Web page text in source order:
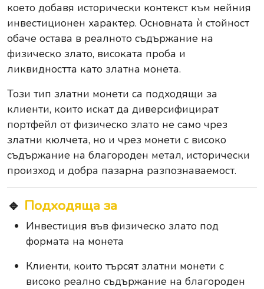
което добавя исторически контекст към нейния
инвестиционен характер. Основната ѝ стойност
обаче остава в реалното съдържание на
физическо злато, високата проба и
ликвидността като златна монета.
Този тип златни монети са подходящи за
клиенти, които искат да диверсифицират
портфейл от физическо злато не само чрез
златни кюлчета, но и чрез монети с високо
съдържание на благороден метал, исторически
произход и добра пазарна разпознаваемост.
🔹 Подходяща за
Инвестиция във физическо злато под
формата на монета
Клиенти, които търсят златни монети с
високо реално съдържание на благороден